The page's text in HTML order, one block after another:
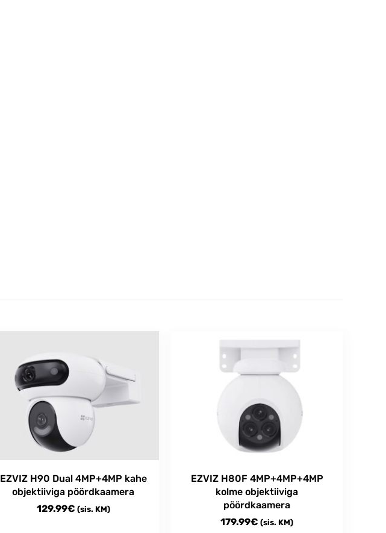
EZVIZ H90 Dual 4MP+4MP kahe
objektiiviga pöördkaamera
129.99€ (sis. KM)
EZVIZ H80F 4MP+4MP+4MP
kolme objektiiviga
pöördkaamera
179.99€ (sis. KM)